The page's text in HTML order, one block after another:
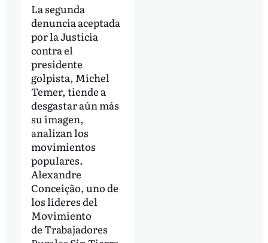
La segunda
denuncia aceptada
por la Justicia
contra el
presidente
golpista, Michel
Temer, tiende a
desgastar aún más
su imagen,
analizan los
movimientos
populares.
Alexandre
Conceição, uno de
los líderes del
Movimiento
de Trabajadores